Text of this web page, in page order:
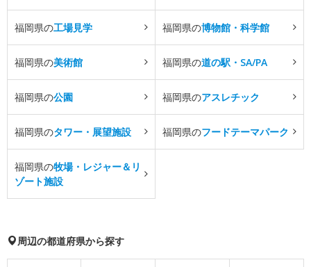
福岡県の工場見学 福岡県の博物館・科学館
福岡県の美術館 福岡県の道の駅・SA/PA
福岡県の公園 福岡県のアスレチック
福岡県のタワー・展望施設 福岡県のフードテーマパーク
福岡県の牧場・レジャー＆リ
ゾート施設
周辺の都道府県から探す